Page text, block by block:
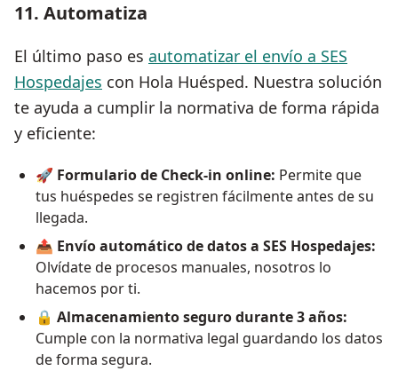
11. Automatiza
El último paso es automatizar el envío a SES
Hospedajes con Hola Huésped. Nuestra solución
te ayuda a cumplir la normativa de forma rápida
y eficiente:
🚀 Formulario de Check-in online: Permite que
tus huéspedes se registren fácilmente antes de su
llegada.
📤 Envío automático de datos a SES Hospedajes:
Olvídate de procesos manuales, nosotros lo
hacemos por ti.
🔒 Almacenamiento seguro durante 3 años:
Cumple con la normativa legal guardando los datos
de forma segura.